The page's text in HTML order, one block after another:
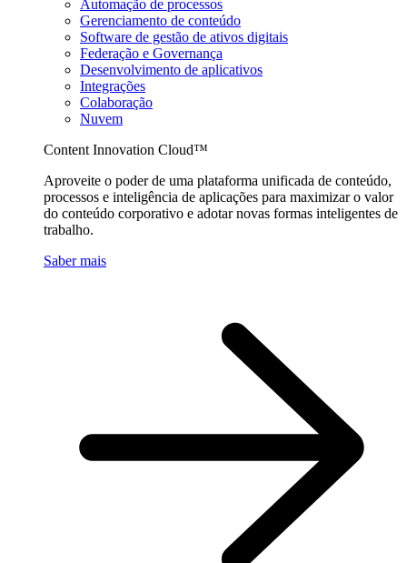
Automação de processos
Gerenciamento de conteúdo
Software de gestão de ativos digitais
Federação e Governança
Desenvolvimento de aplicativos
Integrações
Colaboração
Nuvem
Content Innovation Cloud™
Aproveite o poder de uma plataforma unificada de conteúdo,
processos e inteligência de aplicações para maximizar o valor
do conteúdo corporativo e adotar novas formas inteligentes de
trabalho.
Saber mais